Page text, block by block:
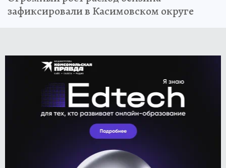
зафиксировали в Касимовском округе